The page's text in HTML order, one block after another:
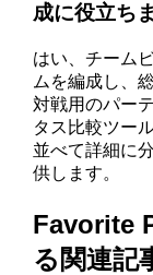
成に役立ち
はい、チーム
ムを編成し、
対戦用のパー
タス比較ツー
並べて詳細に
供します。
Favorite
る関連記